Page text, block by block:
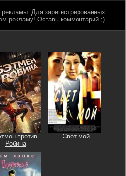
рекламы. Для зарегистрированных
рекламу! Оставь комментарий ;)
против
Робина
Свет мой